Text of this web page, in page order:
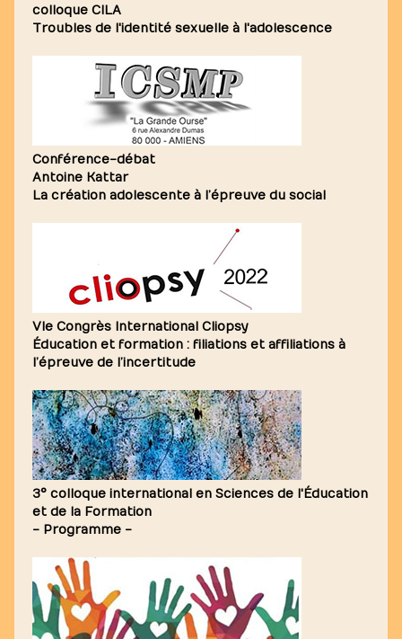
colloque CILA
Troubles de l'identité sexuelle à l'adolescence
Conférence-débat
Antoine Kattar
La création adolescente à l’épreuve du social
VIe Congrès International Cliopsy
Éducation et formation : filiations et affiliations à
l’épreuve de l’incertitude
3° colloque international en Sciences de l'Éducation
et de la Formation
- Programme -